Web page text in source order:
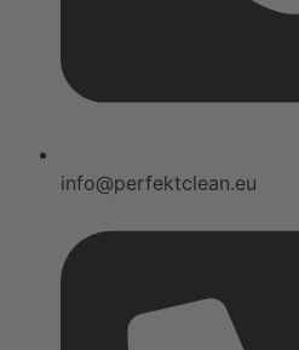
info@perfektclean.eu